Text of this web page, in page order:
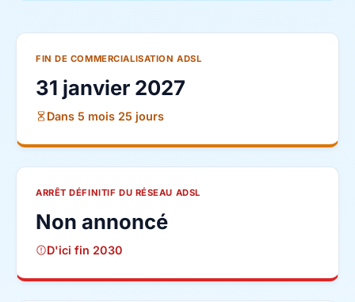
FIN DE COMMERCIALISATION ADSL
31 janvier 2027
Dans 5 mois 25 jours
ARRÊT DÉFINITIF DU RÉSEAU ADSL
Non annoncé
D'ici fin 2030